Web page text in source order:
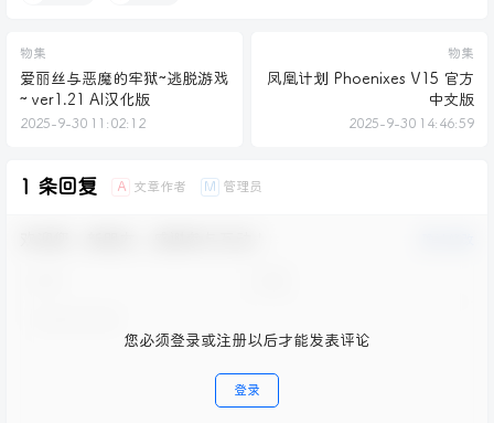
物集
爱丽丝与恶魔的牢狱~逃脱游戏
~ ver1.21 AI汉化版
2025-9-30 11:02:12
物集
凤凰计划 Phoenixes V15 官方
中文版
2025-9-30 14:46:59
1 条回复 A 文章作者 M 管理员
您必须登录或注册以后才能发表评论
登录